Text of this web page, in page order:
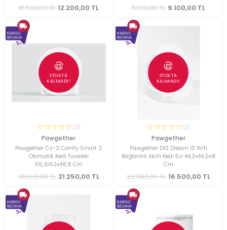
16.500,00 TL 12.200,00 TL 11.700,00 TL 9.100,00 TL
STOKTA
KALMADI!
(0)
Pawgether
Pawgether Cs-2 Comfy Smart 2
Otomatik Kedi Tuvaleti
56,3x52x48,8 Cm
28.810,00 TL 21.250,00 TL
STOKTA
KALMADI!
(0)
Pawgether
Pawgether D1S Dream 1S Wifi
Bağlantılı Akıllı Kedi Evi 44,2x44,2x41
Cm
22.390,00 TL 16.500,00 TL